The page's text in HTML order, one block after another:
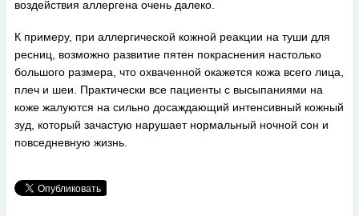
воздействия аллергена очень далеко.
К примеру, при аллергической кожной реакции на туши для
ресниц, возможно развитие пятен покраснения настолько
большого размера, что охваченной окажется кожа всего лица,
плеч и шеи. Практически все пациенты с высыпаниями на
коже жалуются на сильно досаждающий интенсивный кожный
зуд, который зачастую нарушает нормальный ночной сон и
повседневную жизнь.